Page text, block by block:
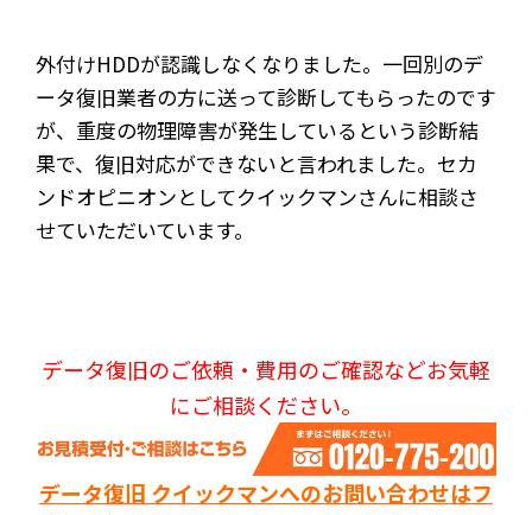
外付けHDDが認識しなくなりました。一回別のデ
ータ復旧業者の方に送って診断してもらったのです
が、重度の物理障害が発生しているという診断結
果で、復旧対応ができないと言われました。セカ
ンドオピニオンとしてクイックマンさんに相談さ
せていただいています。
データ復旧のご依頼・費用のご確認などお気軽
にご相談ください。
データ復旧 クイックマンへのお問い合わせはフ